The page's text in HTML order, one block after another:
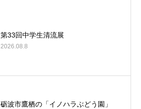
第33回中学生清流展
2026.08.8
砺波市鷹栖の「イノハラぶどう園」